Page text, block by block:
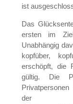
ist
Das
ersten im
Unabhängig
kopfüber,
erschöpft, die
gültig. Die
der